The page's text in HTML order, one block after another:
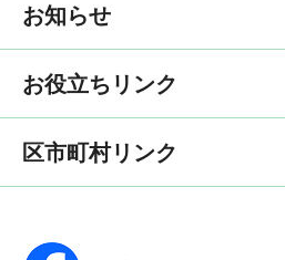
お知らせ
お役立ちリンク
区市町村リンク